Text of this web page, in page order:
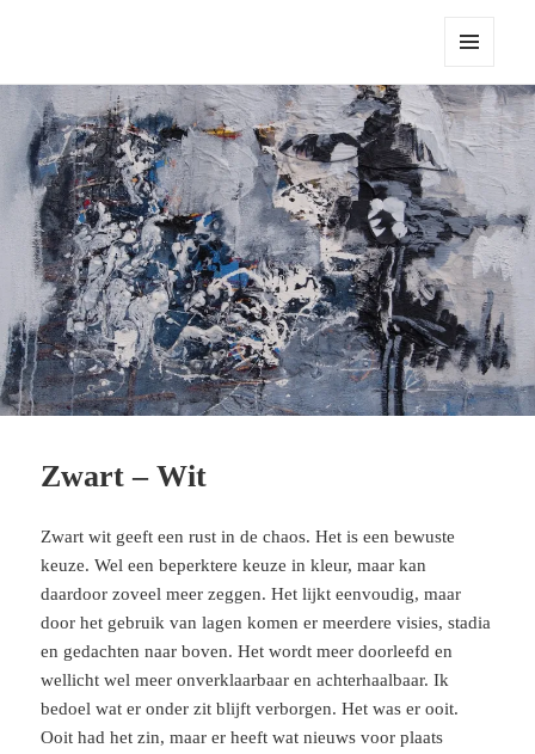
EN
WIDGETS
Zwart – Wit
Zwart wit geeft een rust in de chaos. Het is een bewuste
keuze. Wel een beperktere keuze in kleur, maar kan
daardoor zoveel meer zeggen. Het lijkt eenvoudig, maar
door het gebruik van lagen komen er meerdere visies, stadia
en gedachten naar boven. Het wordt meer doorleefd en
wellicht wel meer onverklaarbaar en achterhaalbaar. Ik
bedoel wat er onder zit blijft verborgen. Het was er ooit.
Ooit had het zin, maar er heeft wat nieuws voor plaats